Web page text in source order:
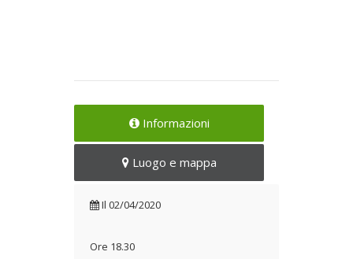
Informazioni
Luogo e mappa
Il 02/04/2020
Ore 18.30